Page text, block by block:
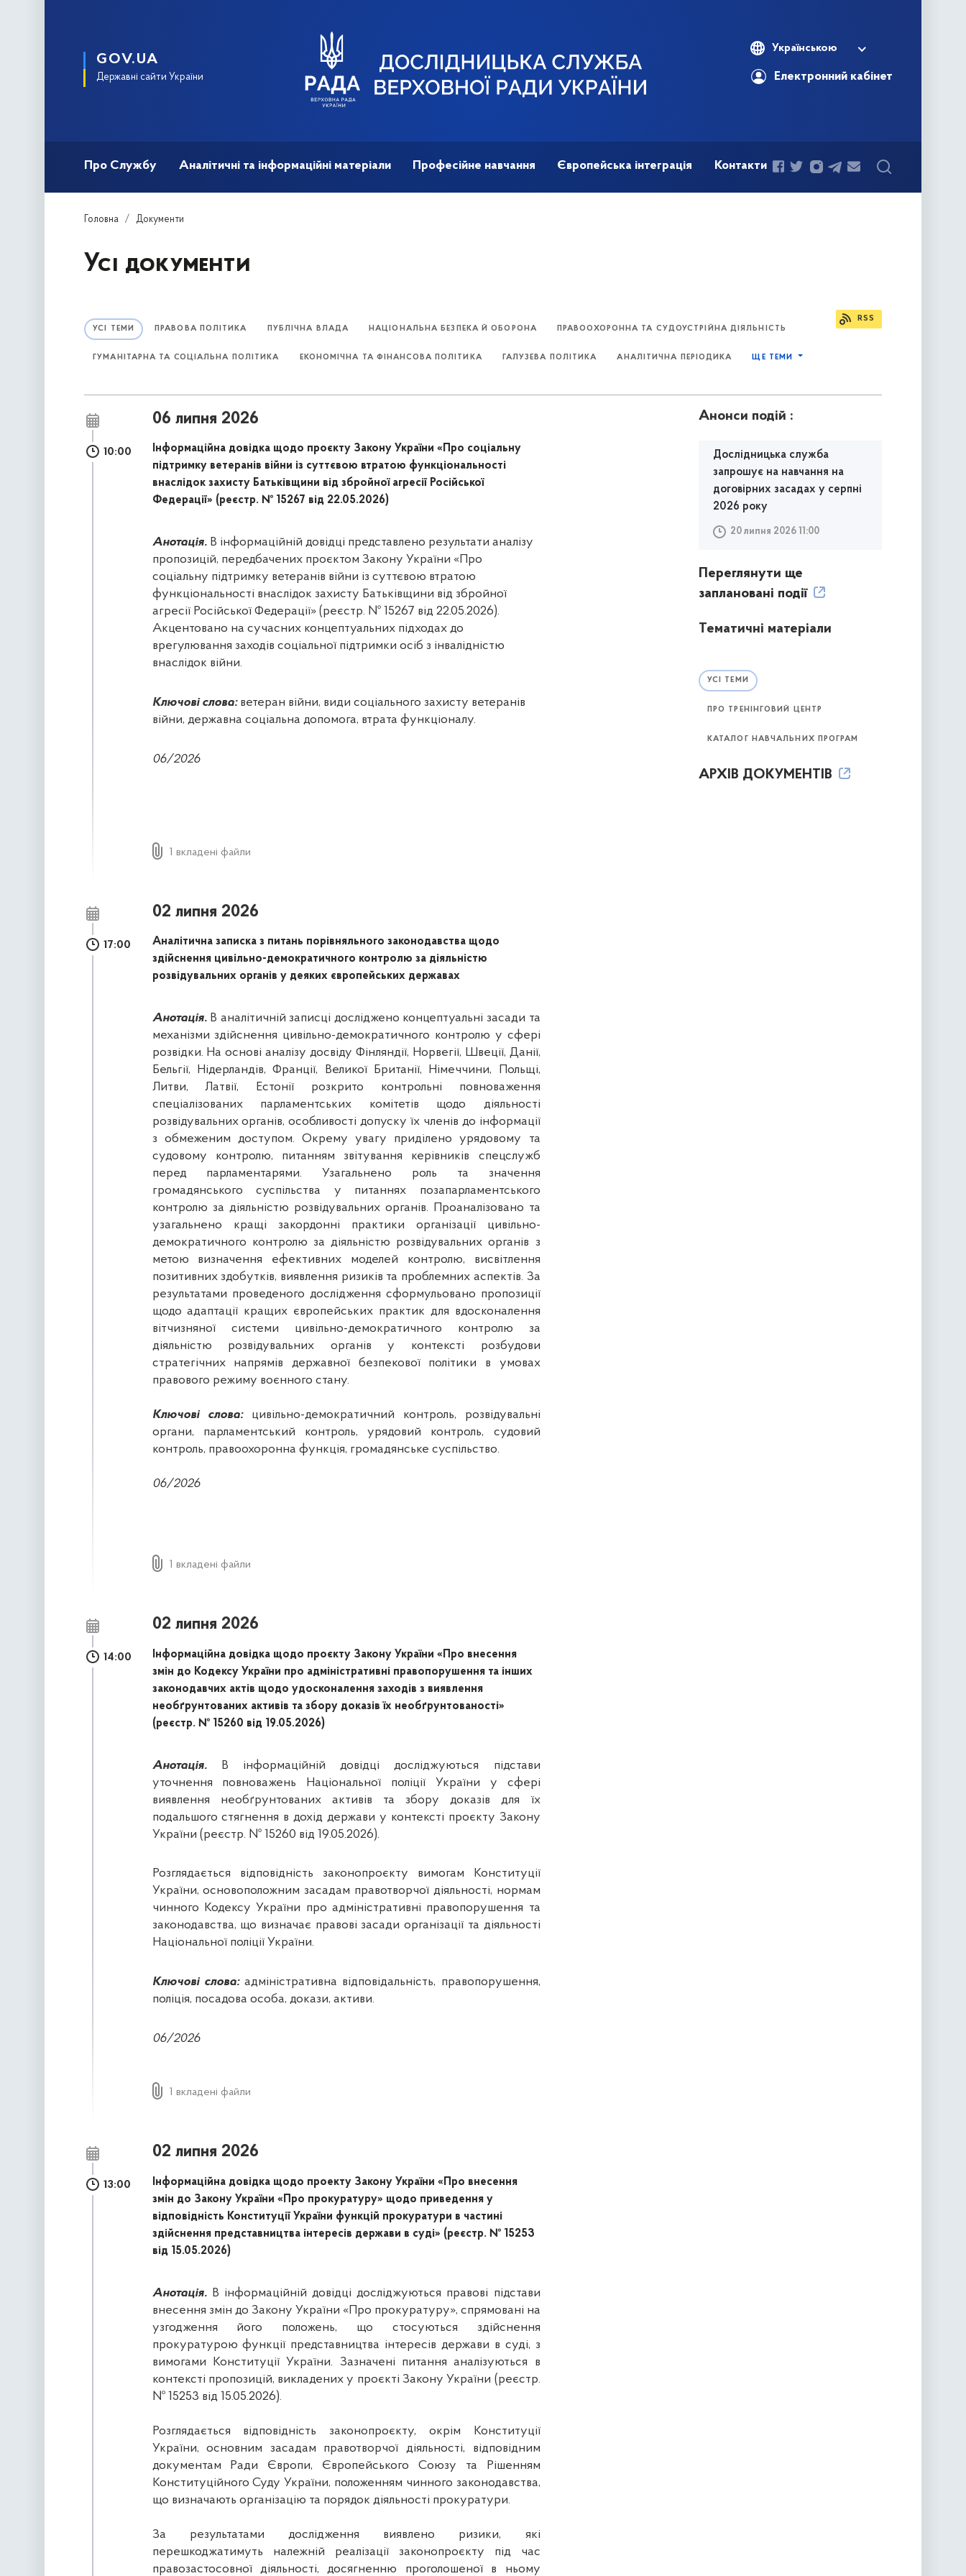
Про Службу Аналітичні та інформаційні матеріали Професійне навчання Європейська інтеграція Контакти
Українською
Електронний кабінет
GOV.UA
Державні сайти України
Головна Документи
Усі документи
УСІ ТЕМИ ПРАВОВА ПОЛІТИКА ПУБЛІЧНА ВЛАДА НАЦІОНАЛЬНА БЕЗПЕКА Й ОБОРОНА ПРАВООХОРОННА ТА СУДОУСТРІЙНА ДІЯЛЬНІСТЬ
ГУМАНІТАРНА ТА СОЦІАЛЬНА ПОЛІТИКА ЕКОНОМІЧНА ТА ФІНАНСОВА ПОЛІТИКА ГАЛУЗЕВА ПОЛІТИКА АНАЛІТИЧНА ПЕРІОДИКА ЩЕ ТЕМИ
RSS
06 липня 2026
10:00
Інформаційна довідка щодо проєкту Закону України «Про соціальну
підтримку ветеранів війни із суттєвою втратою функціональності
внаслідок захисту Батьківщини від збройної агресії Російської
Федерації» (реєстр. № 15267 від 22.05.2026)
Анотація.В інформаційній довідці представлено результати аналізу
пропозицій, передбачених проєктом Закону України «Про
соціальну підтримку ветеранів війни із суттєвою втратою
функціональності внаслідок захисту Батьківщини від збройної
агресії Російської Федерації» (реєстр. № 15267 від 22.05.2026).
Акцентовано на сучасних концептуальних підходах до
врегулювання заходів соціальної підтримки осіб з інвалідністю
внаслідок війни.
Ключові слова:ветеран війни, види соціального захисту ветеранів
війни, державна соціальна допомога, втрата функціоналу.
06/2026
1 вкладені файли
02 липня 2026
17:00
Аналітична записка з питань порівняльного законодавства щодо
здійснення цивільно-демократичного контролю за діяльністю
розвідувальних органів у деяких європейських державах
Анотація.В аналітичній записці досліджено концептуальні засади та
механізми здійснення цивільно-демократичного контролю у сфері
розвідки. На основі аналізу досвіду Фінляндії, Норвегії, Швеції, Данії,
Бельгії, Нідерландів, Франції, Великої Британії, Німеччини, Польщі,
Литви, Латвії, Естонії розкрито контрольні повноваження
спеціалізованих парламентських комітетів щодо діяльності
розвідувальних органів, особливості допуску їх членів до інформації
з обмеженим доступом. Окрему увагу приділено урядовому та
судовому контролю, питанням звітування керівників спецслужб
перед парламентарями. Узагальнено роль та значення
громадянського суспільства у питаннях позапарламентського
контролю за діяльністю розвідувальних органів. Проаналізовано та
узагальнено кращі закордонні практики організації цивільно-
демократичного контролю за діяльністю розвідувальних органів з
метою визначення ефективних моделей контролю, висвітлення
позитивних здобутків, виявлення ризиків та проблемних аспектів. За
результатами проведеного дослідження сформульовано пропозиції
щодо адаптації кращих європейських практик для вдосконалення
вітчизняної системи цивільно-демократичного контролю за
діяльністю розвідувальних органів у контексті розбудови
стратегічних напрямів державної безпекової політики в умовах
правового режиму воєнного стану.
Ключові слова:цивільно-демократичний контроль, розвідувальні
органи, парламентський контроль, урядовий контроль, судовий
контроль, правоохоронна функція, громадянське суспільство.
06/2026
1 вкладені файли
02 липня 2026
14:00
Інформаційна довідка щодо проєкту Закону України «Про внесення
змін до Кодексу України про адміністративні правопорушення та інших
законодавчих актів щодо удосконалення заходів з виявлення
необґрунтованих активів та збору доказів їх необґрунтованості»
(реєстр. № 15260 від 19.05.2026)
Анотація.В інформаційній довідці досліджуються підстави
уточнення повноважень Національної поліції України у сфері
виявлення необґрунтованих активів та збору доказів для їх
подальшого стягнення в дохід держави у контексті проєкту Закону
України (реєстр. № 15260 від 19.05.2026).
Розглядається відповідність законопроєкту вимогам Конституції
України, основоположним засадам правотворчої діяльності, нормам
чинного Кодексу України про адміністративні правопорушення та
законодавства, що визначає правові засади організації та діяльності
Національної поліції України.
Ключові слова:адміністративна відповідальність, правопорушення,
поліція, посадова особа, докази, активи.
06/2026
1 вкладені файли
02 липня 2026
13:00
Інформаційна довідка щодо проекту Закону України «Про внесення
змін до Закону України «Про прокуратуру» щодо приведення у
відповідність Конституції України функцій прокуратури в частині
здійснення представництва інтересів держави в суді» (реєстр. № 15253
від 15.05.2026)
Анотація.В інформаційній довідці досліджуються правові підстави
внесення змін до Закону України «Про прокуратуру», спрямовані на
узгодження його положень, що стосуються здійснення
прокуратурою функції представництва інтересів держави в суді, з
вимогами Конституції України. Зазначені питання аналізуються в
контексті пропозицій, викладених у проєкті Закону України (реєстр.
№ 15253 від 15.05.2026).
Розглядається відповідність законопроєкту, окрім Конституції
України, основним засадам правотворчої діяльності, відповідним
документам Ради Європи, Європейського Союзу та Рішенням
Конституційного Суду України, положенням чинного законодавства,
що визначають організацію та порядок діяльності прокуратури.
За результатами дослідження виявлено ризики, які
перешкоджатимуть належній реалізації законопроєкту під час
правозастосовної діяльності, досягненню проголошеної в ньому
Анонси подій :
Дослідницька служба
запрошує на навчання на
договірних засадах у серпні
2026 року
20 липня 2026 11:00
Переглянути ще
заплановані події
Тематичні матеріали
УСІ ТЕМИ
ПРО ТРЕНІНГОВИЙ ЦЕНТР
КАТАЛОГ НАВЧАЛЬНИХ ПРОГРАМ
АРХІВ ДОКУМЕНТІВ